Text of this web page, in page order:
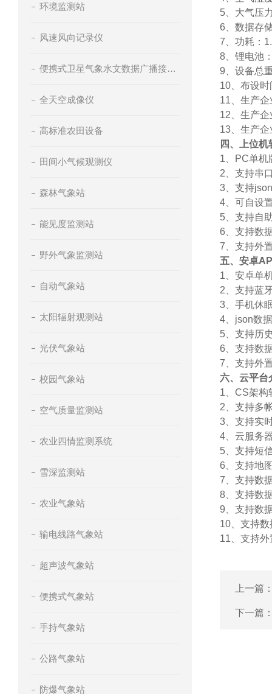
环境监测站
风速风向记录仪
便携式卫星气象水文数据广播接收设备
全天空成像仪
高标准农田设备
田间小气候观测仪
森林气象站
能见度监测站
野外气象监测站
自动气象站
太阳辐射观测站
光伏气象站
校园气象站
空气质量监测站
农业四情监测系统
雪深监测站
农业气象站
输电线路气象站
超声波气象站
便携式气象站
手持气象站
公路气象站
防爆气象站
5、大气压
6、数据存
7、功耗：
8、锂电池
9、设备总
10、布设
11、生产
12、生产
13、生产
四、
上位
1、PC单机
2、支持串
3、支持
4、可自设
5、支持自
6、支持数
7、支持外
五、安卓
1、安卓单
2、支持蓝
3、手机休
4、json数
5、支持历
6、支持数
7、支持外
六、云平台
1、CS架构
2、支持多
3、支持实
4、云服务
5、支持短
6、支持地
7、支持数
8、支持数
9、支持数
10、支持
11、支持
上一篇
下一篇